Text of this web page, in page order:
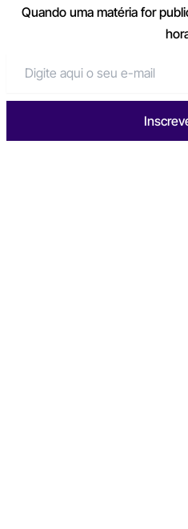
Quando uma matéria for